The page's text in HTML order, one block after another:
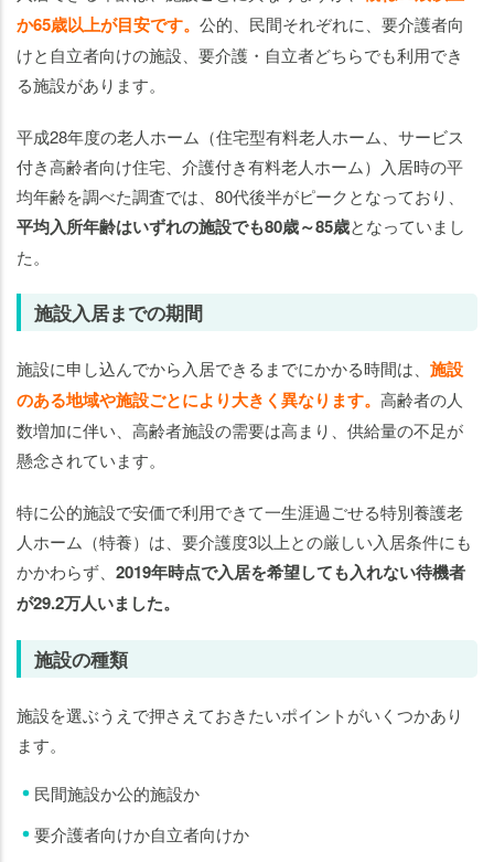
か65歳以上が目安です。 公的、民間それぞれに、要介護者向
けと自立者向けの施設、要介護・自立者どちらでも利用でき
る施設があります。
平成28年度の老人ホーム（住宅型有料老人ホーム、サービス
付き高齢者向け住宅、介護付き有料老人ホーム）入居時の平
均年齢を調べた調査では、80代後半がピークとなっており、
平均入所年齢はいずれの施設でも80歳～85歳となっていまし
た。
施設入居までの期間
施設に申し込んでから入居できるまでにかかる時間は、 施設
のある地域や施設ごとにより大きく異なります。 高齢者の人
数増加に伴い、高齢者施設の需要は高まり、供給量の不足が
懸念されています。
特に公的施設で安価で利用できて一生涯過ごせる特別養護老
人ホーム（特養）は、要介護度3以上との厳しい入居条件にも
かかわらず、 2019年時点で入居を希望しても入れない待機者
が29.2万人いました。
施設の種類
施設を選ぶうえで押さえておきたいポイントがいくつかあり
ます。
民間施設か公的施設か
要介護者向けか自立者向けか